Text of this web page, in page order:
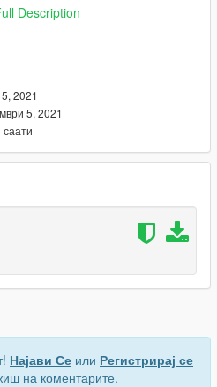
paintjobs/volkswagen-
--> x64 --> dlcpacks -->
--> levels --> gta5 -->
the files.
changes the paintjob.
Description
2021
5, 2021
Најави Се или Регистрирај се
на коментарите.